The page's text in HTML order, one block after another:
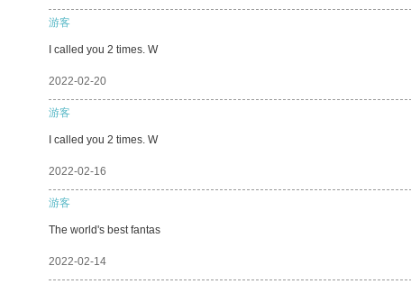
游客
I called you 2 times. W
2022-02-20
游客
I called you 2 times. W
2022-02-16
游客
The world's best fantas
2022-02-14